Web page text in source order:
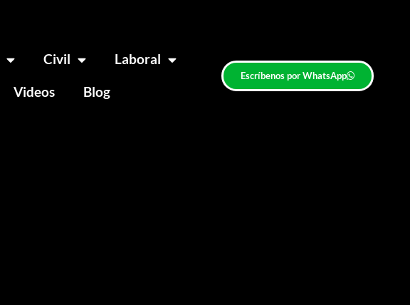
Civil
Laboral
Videos Blog
Escríbenos por WhatsApp